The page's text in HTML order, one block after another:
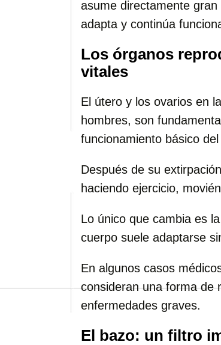
asume directamente
adapta y continúa
Los órganos
vitales
El útero y los ovarios en
hombres, son
funcionamiento básico
Después de su
haciendo ejercicio,
Lo único que cambia es
cuerpo suele adaptarse
En algunos casos
consideran una forma de
enfermedades graves.
El bazo: un filtro